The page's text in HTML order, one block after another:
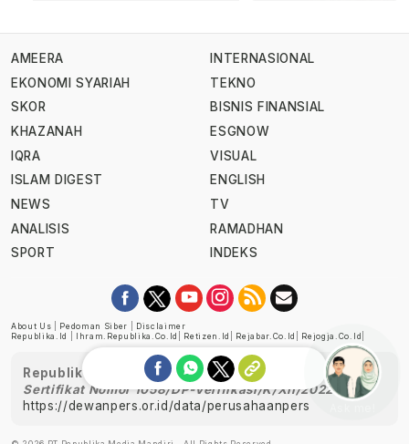
AMEERA
EKONOMI SYARIAH
SKOR
KHAZANAH
IQRA
ISLAM DIGEST
NEWS
ANALISIS
SPORT
INTERNASIONAL
TEKNO
BISNIS FINANSIAL
ESGNOW
VISUAL
ENGLISH
TV
RAMADHAN
INDEKS
About Us Pedoman Siber
Disclaimer
Republika.id
Ihram.republika.co.id Retizen.id Rejabar.co.id Rejogja.co.id
Republika telah diverifikasi oleh Dewan Pers
Sertifikat Nomor 1058/DP-Verifikasi/K/XII/2022
https://dewanpers.or.id/data/perusahaanpers